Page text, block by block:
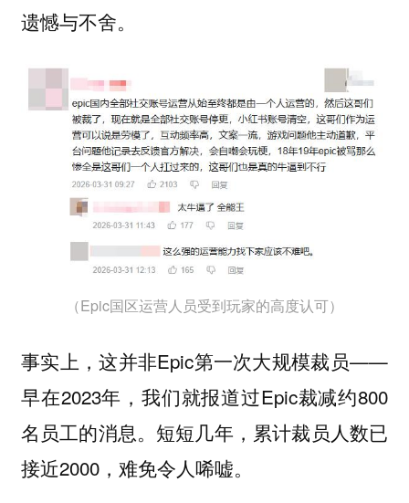
遗憾与不舍。
（Epic国区运营人员受到玩家的高度认可）
事实上，这并非Epic第一次大规模裁员——
早在2023年，我们就报道过Epic裁减约800
名员工的消息。短短几年，累计裁员人数已
接近2000，难免令人唏嘘。